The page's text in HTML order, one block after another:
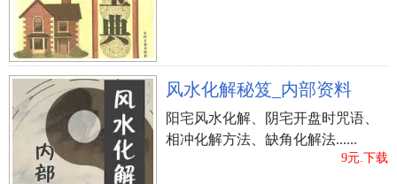
风水化解秘笈_内部资料
阳宅风水化解、阴宅开盘时咒语、
相冲化解方法、缺角化解法......
9元.下载